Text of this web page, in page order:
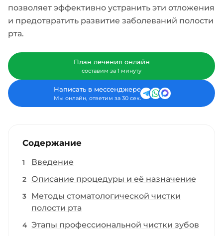
позволяет эффективно устранить эти отложения
и предотвратить развитие заболеваний полости
рта.
План лечения онлайн
составим за 1 минуту
Написать в мессенджере
Мы онлайн, ответим за 30 сек.
Содержание
Введение
Описание процедуры и её назначение
Методы стоматологической чистки
полости рта
Этапы профессиональной чистки зубов